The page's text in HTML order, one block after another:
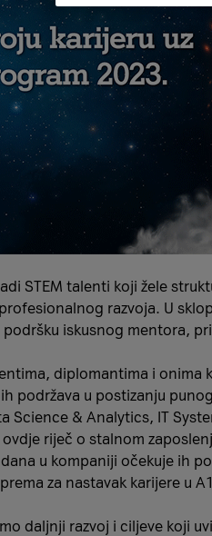
STEM talenti koji žele
razvoja. U
iskusnog mentora,
diplomantima i onima
podržava u postizanju
Science & Analytics, IT
riječ o stalnom
u kompaniji očekuje ih
za nastavak karijere u
daljnji razvoj i ciljeve koji